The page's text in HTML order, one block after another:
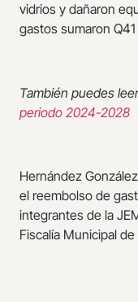
vidrios y dañaron
gastos sumaron
También puedes
periodo 2024-2028
Hernández
el reembolso de
integrantes de la
Fiscalía Municipal